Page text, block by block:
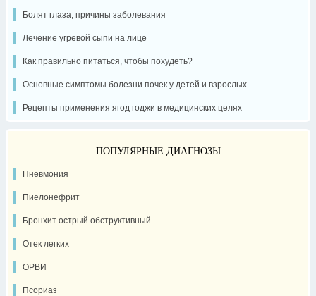
Болят глаза, причины заболевания
Лечение угревой сыпи на лице
Как правильно питаться, чтобы похудеть?
Основные симптомы болезни почек у детей и взрослых
Рецепты применения ягод годжи в медицинских целях
ПОПУЛЯРНЫЕ ДИАГНОЗЫ
Пневмония
Пиелонефрит
Бронхит острый обструктивный
Отек легких
ОРВИ
Псориаз